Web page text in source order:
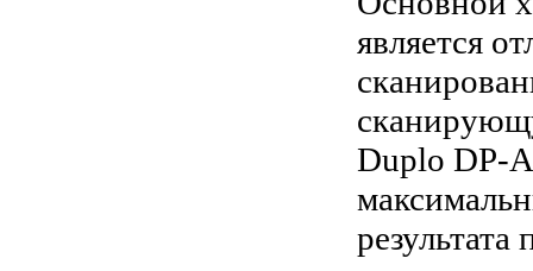
является
Duplo DP-